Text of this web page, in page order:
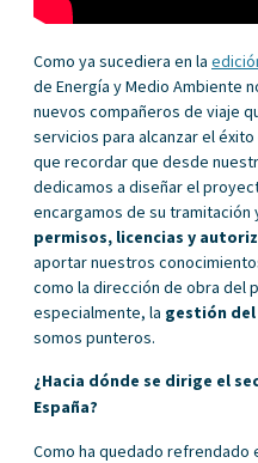
Como ya sucediera en la
de Energía y Medio Ambiente
nuevos compañeros de viaje
servicios para alcanzar el
que recordar que desde
dedicamos a diseñar el
encargamos de su tramitación
permisos, licencias y
aportar nuestros
como la dirección de obra del
especialmente, la gestión
somos punteros.
¿Hacia dónde se dirige el
España?
Como ha quedado refrendado